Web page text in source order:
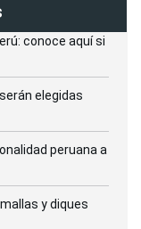
conoce aquí si
elegidas
peruana a
y diques